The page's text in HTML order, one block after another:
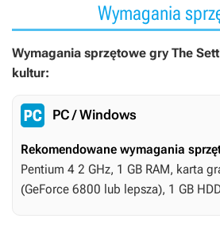
Wymagania
Wymagania sprzętowe gry The
kultur:
PC / Windows
Rekomendowane wymagania
Pentium 4 2 GHz, 1 GB RAM, karta
(GeForce 6800 lub lepsza), 1 GB